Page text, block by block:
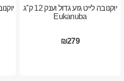
יוקנובה לייט גזע גדול וענק 12 ק''ג
Eukanuba
₪279